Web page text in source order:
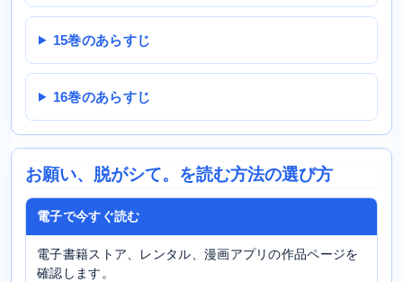
15巻のあらすじ
16巻のあらすじ
お願い、脱がシて。を読む方法の選び方
電子で今すぐ読む
電子書籍ストア、レンタル、漫画アプリの作品ページを
確認します。